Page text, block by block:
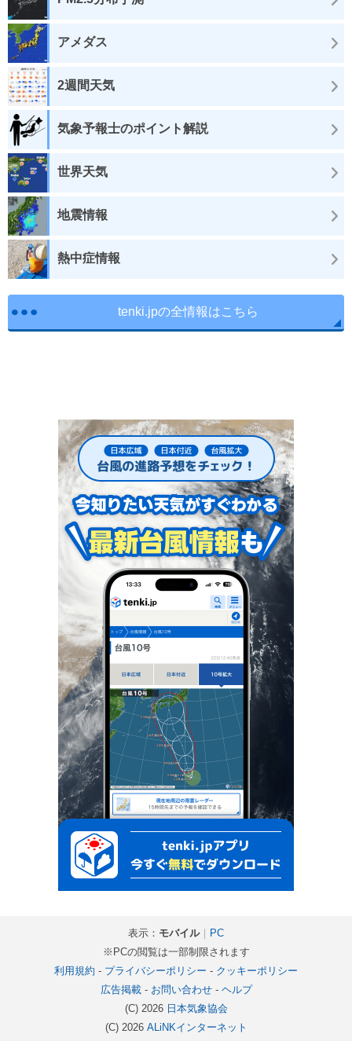
アメダス
2週間天気
気象予報士のポイント解説
世界天気
地震情報
熱中症情報
tenki.jpの全情報はこちら
表示： モバイル｜
PC
※PCの閲覧は一部制限されます
利用規約 - プライバシーポリシー - クッキーポリシー
広告掲載- お問い合わせ- ヘルプ
(C) 2026 日本気象協会
(C) 2026 ALiNKインターネット